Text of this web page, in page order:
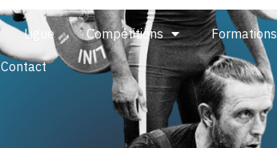
Ligue Compétitions Formations
Contact